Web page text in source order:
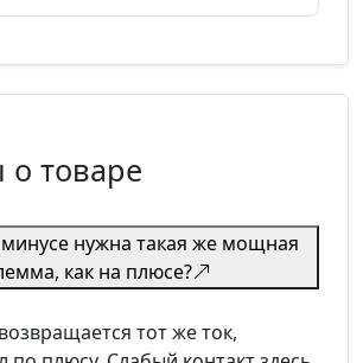
товаре
нужна такая же мощная
как на плюсе?
тот же ток,